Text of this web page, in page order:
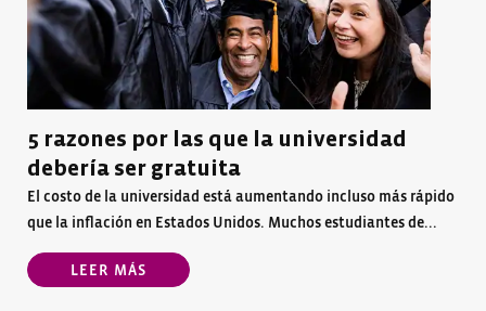
5 razones por las que la universidad
debería ser gratuita
El costo de la universidad está aumentando incluso más rápido
que la inflación en Estados Unidos. Muchos estudiantes de...
LEER MÁS